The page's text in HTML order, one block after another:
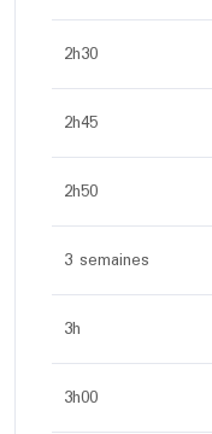
2h30
2h45
2h50
3 semaines
3h
3h00